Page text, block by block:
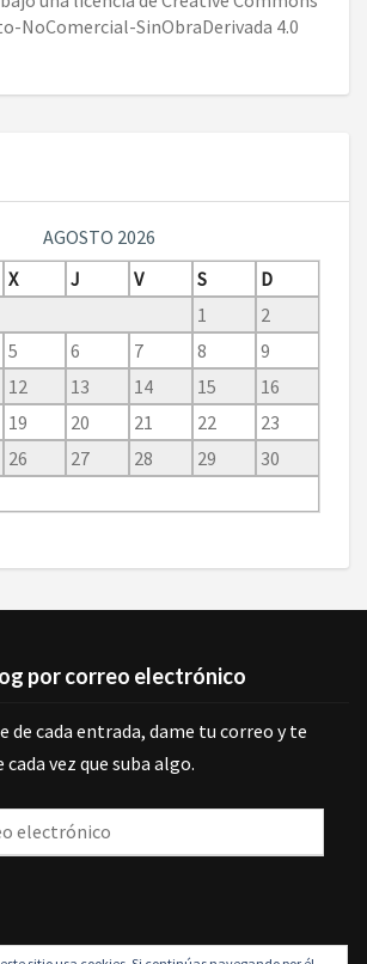
NoComercial-SinObraDerivada 4.0
AGOSTO 2026
X J V S
D
1
2
5 6 7 8
9
12 13 14 15
16
19 20 21 22
23
26 27 28 29
30
por correo electrónico
de cada entrada, dame tu correo y te
vez que suba algo.